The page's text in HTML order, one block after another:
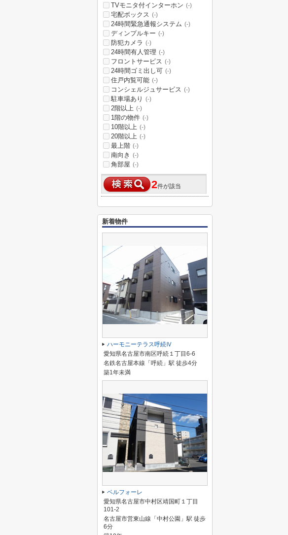
TVモニタ付インターホン (-)
宅配ボックス (-)
24時間緊急通報システム (-)
ディンプルキー (-)
防犯カメラ (-)
24時間有人管理 (-)
フロントサービス (-)
24時間ゴミ出し可 (-)
住戸内覧可能 (-)
コンシェルジュサービス (-)
駐車場あり (-)
2階以上 (-)
1階の物件 (-)
10階以上 (-)
20階以上 (-)
最上階 (-)
南向き (-)
角部屋 (-)
2件が該当
新着物件
ハーモニーテラス呼続Ⅳ
愛知県名古屋市南区呼続１丁目6-6
名鉄名古屋本線「呼続」駅 徒歩4分
築1年未満
ベルフォーレ
愛知県名古屋市中村区靖国町１丁目
101-2
名古屋市営東山線「中村公園」駅 徒歩
6分